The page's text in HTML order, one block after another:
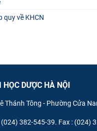
quy về KHCN
DƯỢC HÀ NỘI
Thánh Tông - Phường Cửa
382-545-39. Fax : (024)